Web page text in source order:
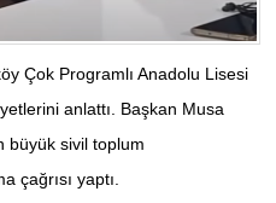
Çok Programlı Anadolu Lisesi
anlattı. Başkan Musa
büyük sivil toplum
yaptı.